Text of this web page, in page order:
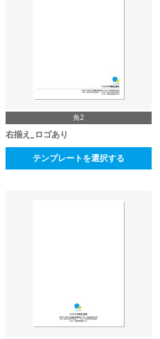
角2
右揃え_ロゴあり
テンプレートを選択する